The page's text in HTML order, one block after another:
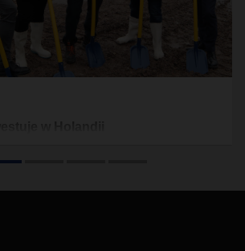
logistyczną.